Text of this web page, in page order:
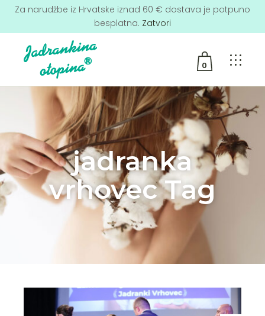
Za narudžbe iz Hrvatske iznad 60 € dostava je potpuno
besplatna. Zatvori
0
No products in the cart.
jadranka
vrhovec Tag